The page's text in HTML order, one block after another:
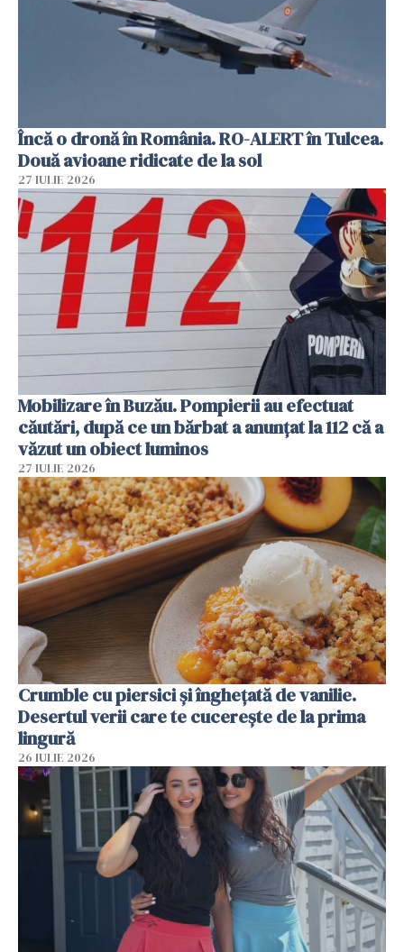
Încă o dronă în România. RO-ALERT în Tulcea.
Două avioane ridicate de la sol
27 IULIE 2026
Mobilizare în Buzău. Pompierii au efectuat
căutări, după ce un bărbat a anunțat la 112 că a
văzut un obiect luminos
27 IULIE 2026
Crumble cu piersici și înghețată de vanilie.
Desertul verii care te cucerește de la prima
lingură
26 IULIE 2026